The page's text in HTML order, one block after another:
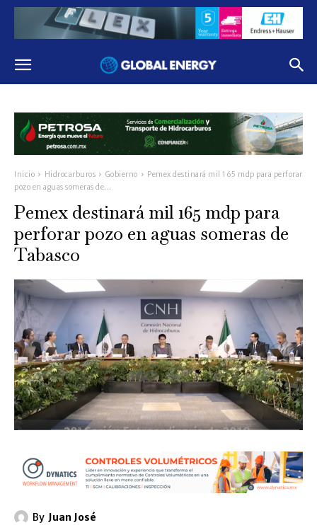
Inicio Hidrocarburos Gobierno
Pemex destinará mil 165 mdp para perforar
pozo en aguas someras de...
Pemex destinará mil 165 mdp para
perforar pozo en aguas someras de
Tabasco
By Juan José